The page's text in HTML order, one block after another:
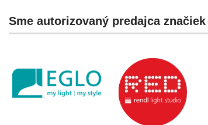
Sme autorizovaný predajca značiek